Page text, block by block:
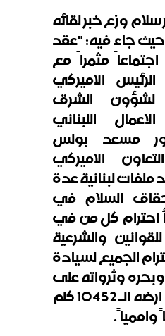
وزع خبر لقائه
جاء فيه: "عقد
اجتماعاً مثمراً مع
الاميركي
لشؤون الشرق
اللبناني
مسعد بولس
الاميركي
ملفات لبنانية عدة
السلام في
احترام كل من في
والشرعية
الجميع لسيادة
وثرواته على
أنواعها ومساحة ارضه الـ 10452 كلم
واممياً.